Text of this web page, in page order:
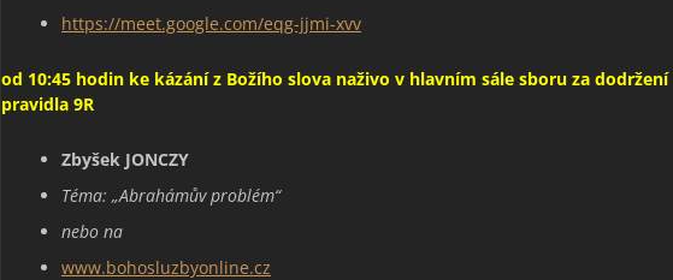
https://meet.google.com/eqg-jjmi-xvv
od 10:45 hodin ke kázání z Božího slova naživo v hlavním sále sboru za dodržení
pravidla 9R
Zbyšek JONCZY
Téma: „Abrahámův problém“
nebo na
www.bohosluzbyonline.cz